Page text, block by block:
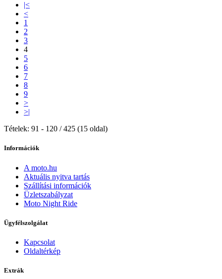
|<
<
1
2
3
4
5
6
7
8
9
>
>|
Tételek: 91 - 120 / 425 (15 oldal)
Információk
A moto.hu
Aktuális nyitva tartás
Szállítási információk
Üzletszabályzat
Moto Night Ride
Ügyfélszolgálat
Kapcsolat
Oldaltérkép
Extrák